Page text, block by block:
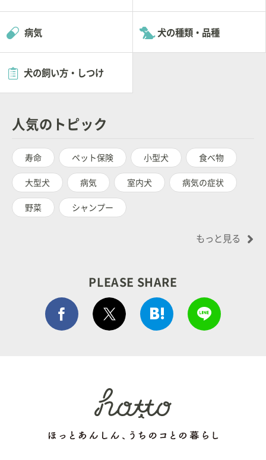
病気 犬の種類・品種
犬の飼い方・しつけ
人気のトピック
寿命 ペット保険 小型犬 食べ物
大型犬 病気 室内犬 病気の症状
野菜 シャンプー
もっと見る
PLEASE SHARE
Facebook シェア はてぶでシェア